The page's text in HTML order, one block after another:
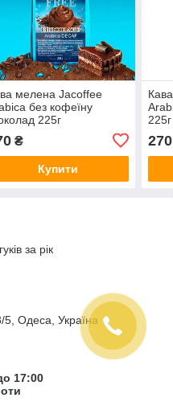
мелена Jacoffee
без кофеїну
225г
₴
Купити
225г
270
за рік
5, Одеса, Україна
17:00